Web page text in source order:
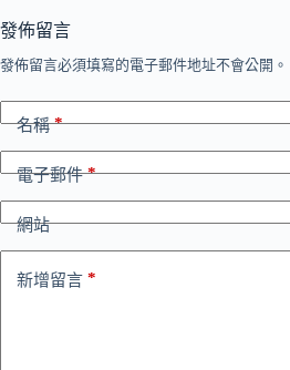
發佈留言
發佈留言必須填寫的電子郵件地址不會公開。
名稱*
電子郵件*
網站
新增留言 *